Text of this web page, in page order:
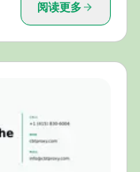
阅读更多